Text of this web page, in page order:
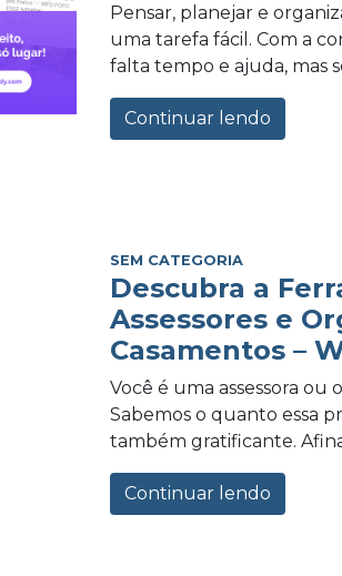
Pensar, planejar e
uma tarefa fácil. Com a
falta tempo e ajuda, mas
Continuar lendo
SEM CATEGORIA
Descubra a
Assessores e
Casamentos –
Você é uma assessora ou
Sabemos o quanto essa
também gratificante.
Continuar lendo